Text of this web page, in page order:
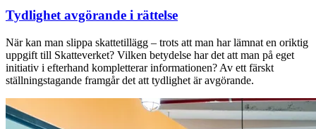
Tydlighet avgörande i rättelse
När kan man slippa skattetillägg – trots att man har lämnat en oriktig
uppgift till Skatteverket? Vilken betydelse har det att man på eget
initiativ i efterhand kompletterar informationen? Av ett färskt
ställningstagande framgår det att tydlighet är avgörande.